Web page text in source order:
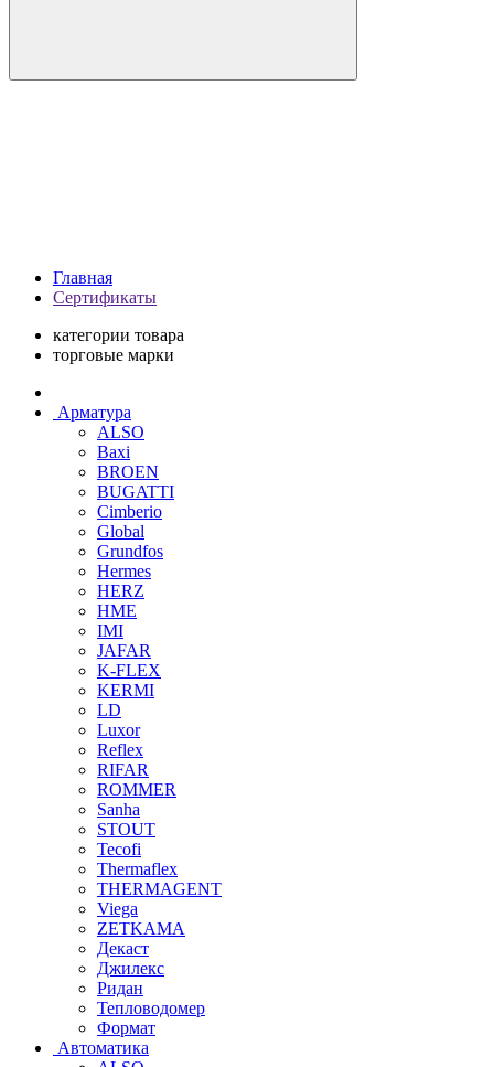
Главная
Сертификаты
категории товара
торговые марки
Арматура
ALSO
Baxi
BROEN
BUGATTI
Cimberio
Global
Grundfos
Hermes
HERZ
HME
IMI
JAFAR
K-FLEX
KERMI
LD
Luxor
Reflex
RIFAR
ROMMER
Sanha
STOUT
Tecofi
Thermaflex
THERMAGENT
Viega
ZETKAMA
Декаст
Джилекс
Ридан
Тепловодомер
Формат
Автоматика